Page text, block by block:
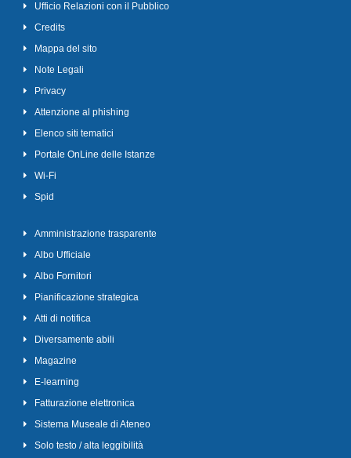
Ufficio Relazioni con il Pubblico
Credits
Mappa del sito
Note Legali
Privacy
Attenzione al phishing
Elenco siti tematici
Portale OnLine delle Istanze
Wi-Fi
Spid
Amministrazione trasparente
Albo Ufficiale
Albo Fornitori
Pianificazione strategica
Atti di notifica
Diversamente abili
Magazine
E-learning
Fatturazione elettronica
Sistema Museale di Ateneo
Solo testo / alta leggibilità